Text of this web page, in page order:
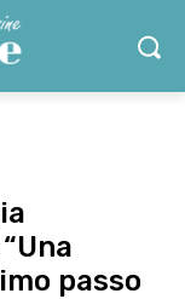
passo